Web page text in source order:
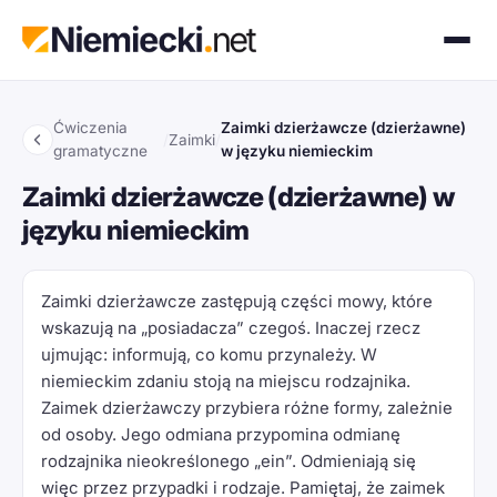
Ćwiczenia
gramatyczne
Zaimki/
Zaimki dzierżawcze (dzierżawne)
w języku niemieckim
Zaimki dzierżawcze (dzierżawne) w
języku niemieckim
Zaimki dzierżawcze zastępują części mowy, które
wskazują na „posiadacza” czegoś. Inaczej rzecz
ujmując: informują, co komu przynależy. W
niemieckim zdaniu stoją na miejscu rodzajnika.
Zaimek dzierżawczy przybiera różne formy, zależnie
od osoby. Jego odmiana przypomina odmianę
rodzajnika nieokreślonego „ein”. Odmieniają się
więc przez przypadki i rodzaje. Pamiętaj, że zaimek